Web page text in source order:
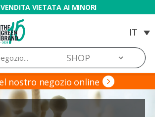
VENDITA VIETATA AI MINORI
Blog
de
Grow
Barato
nostro negozio online